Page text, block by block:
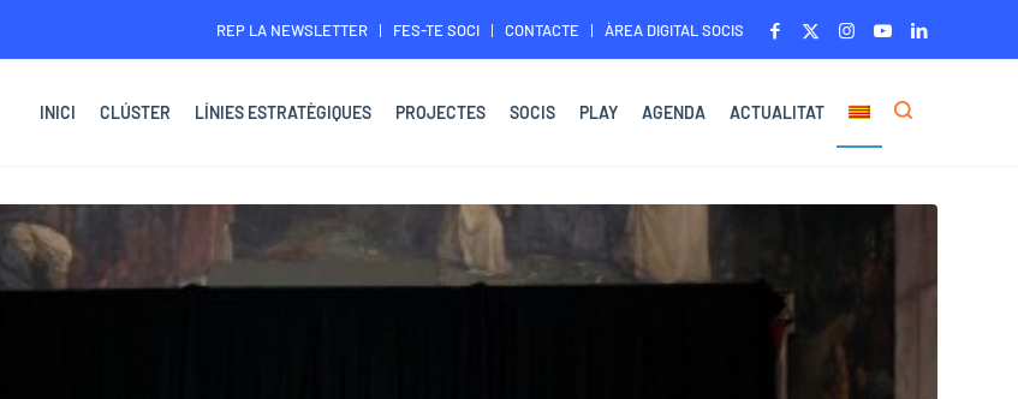
REP LA NEWSLETTER FES-TE SOCI CONTACTE ÀREA DIGITAL SOCIS
INICI CLÚSTER LÍNIES ESTRATÈGIQUES PROJECTES SOCIS PLAY AGENDA ACTUALITAT